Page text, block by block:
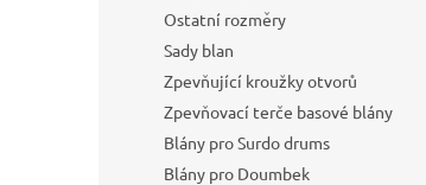
Ostatní rozměry
Sady blan
Zpevňující kroužky otvorů
Zpevňovací terče basové blány
Blány pro Surdo drums
Blány pro Doumbek